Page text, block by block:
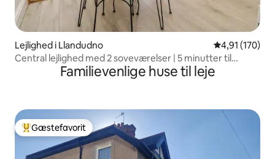
Lejlighed i Llandudno 4,91 ud af 5 i
4,91 (170)
Central lejlighed med 2 soveværelser | 5 minutter til
Familievenlige huse til leje
Bedste gæstefavorit
Gæstefavorit